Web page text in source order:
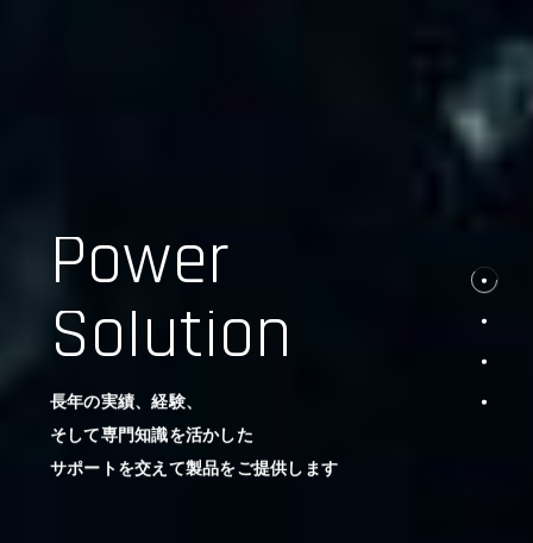
Power
Solution
長年の実績、経験、
そして専門知識を活かした
サポートを交えて製品をご提供します